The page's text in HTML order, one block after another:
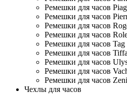
Ремешки для часов
Ремешки для часов
Ремешки для часов
Ремешки для часов
Ремешки для часов Tag
Ремешки для часов
Ремешки для часов
Ремешки для часов
Ремешки для часов
Чехлы для часов